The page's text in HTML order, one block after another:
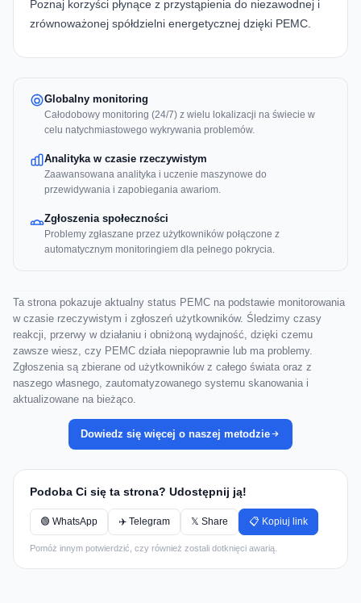
Poznaj korzyści płynące z przystąpienia do niezawodnej i
zrównoważonej spółdzielni energetycznej dzięki PEMC
Globalny monitoring
Całodobowy monitoring (24/7) z wielu lokalizacji na świecie w
celu natychmiastowego wykrywania problemów.
Analityka w czasie rzeczywistym
Zaawansowana analityka i uczenie maszynowe do
przewidywania i zapobiegania awariom.
Zgłoszenia społeczności
Problemy zgłaszane przez użytkowników połączone z
automatycznym monitoringiem dla pełnego pokrycia.
Ta strona pokazuje aktualny status PEMC na podstawie monitorowania
w czasie rzeczywistym i zgłoszeń użytkowników. Śledzimy czasy
reakcji, przerwy w działaniu i obniżoną wydajność, dzięki czemu
zawsze wiesz, czy PEMC działa niepoprawnie lub ma problemy.
Zgłoszenia są zbierane od użytkowników z całego świata oraz z
naszego własnego, zautomatyzowanego systemu skanowania i
aktualizowane na bieżąco.
Dowiedz się więcej o naszej metodzie
Podoba Ci się ta strona? Udostępnij ją!
🟢 WhatsApp ✈️ Telegram 𝕏 Share 📋 Kopiuj link
Pomóż innym potwierdzić, czy również zostali dotknięci awarią.